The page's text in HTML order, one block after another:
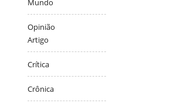
Mundo
Opinião
Artigo
Crítica
Crônica